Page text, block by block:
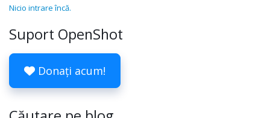
Nicio intrare încă.
Suport OpenShot
Donați acum!